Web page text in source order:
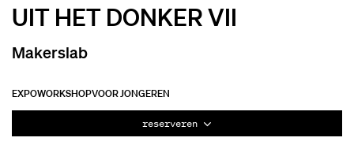
UIT HET DONKER VII
Makerslab
EXPOWORKSHOPVOOR JONGEREN
reserveren